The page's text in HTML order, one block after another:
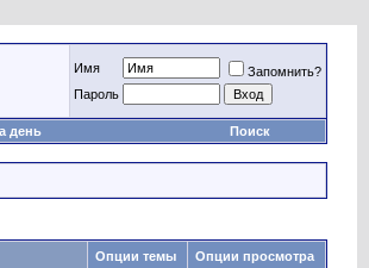
Имя
Запомнить?
Пароль
день Поиск
Опции темы Опции просмотра